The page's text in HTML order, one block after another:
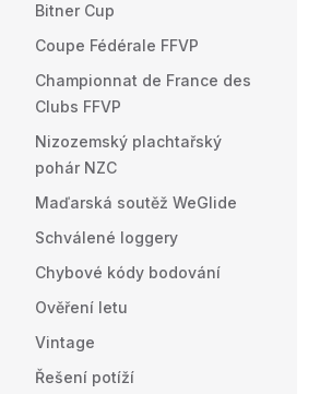
Bitner Cup
Coupe Fédérale FFVP
Championnat de France des
Clubs FFVP
Nizozemský plachtařský
pohár NZC
Maďarská soutěž WeGlide
Schválené loggery
Chybové kódy bodování
Ověření letu
Vintage
Řešení potíží